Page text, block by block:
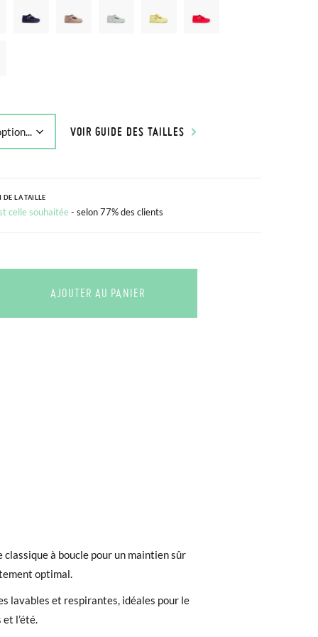
VOIR GUIDE DES TAILLES
DE LA TAILLE
celle souhaitée - selon 77% des clients
AJOUTER AU PANIER
classique à boucle pour un maintien sûr
optimal.
lavables et respirantes, idéales pour le
l’été.
que la commande doit être passée
vous pouvez facilement
não com a solaexterior.